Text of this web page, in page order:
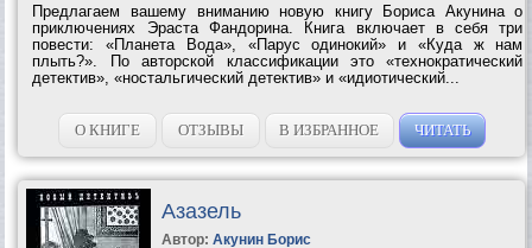
Предлагаем вашему вниманию новую книгу Бориса Акунина о
приключениях Эраста Фандорина. Книга включает в себя три
повести: «Планета Вода», «Парус одинокий» и «Куда ж нам
плыть?». По авторской классификации это «технократический
детектив», «ностальгический детектив» и «идиотический...
О КНИГЕ ОТЗЫВЫ В ИЗБРАННОЕ ЧИТАТЬ
Азазель
Автор: Акунин Борис